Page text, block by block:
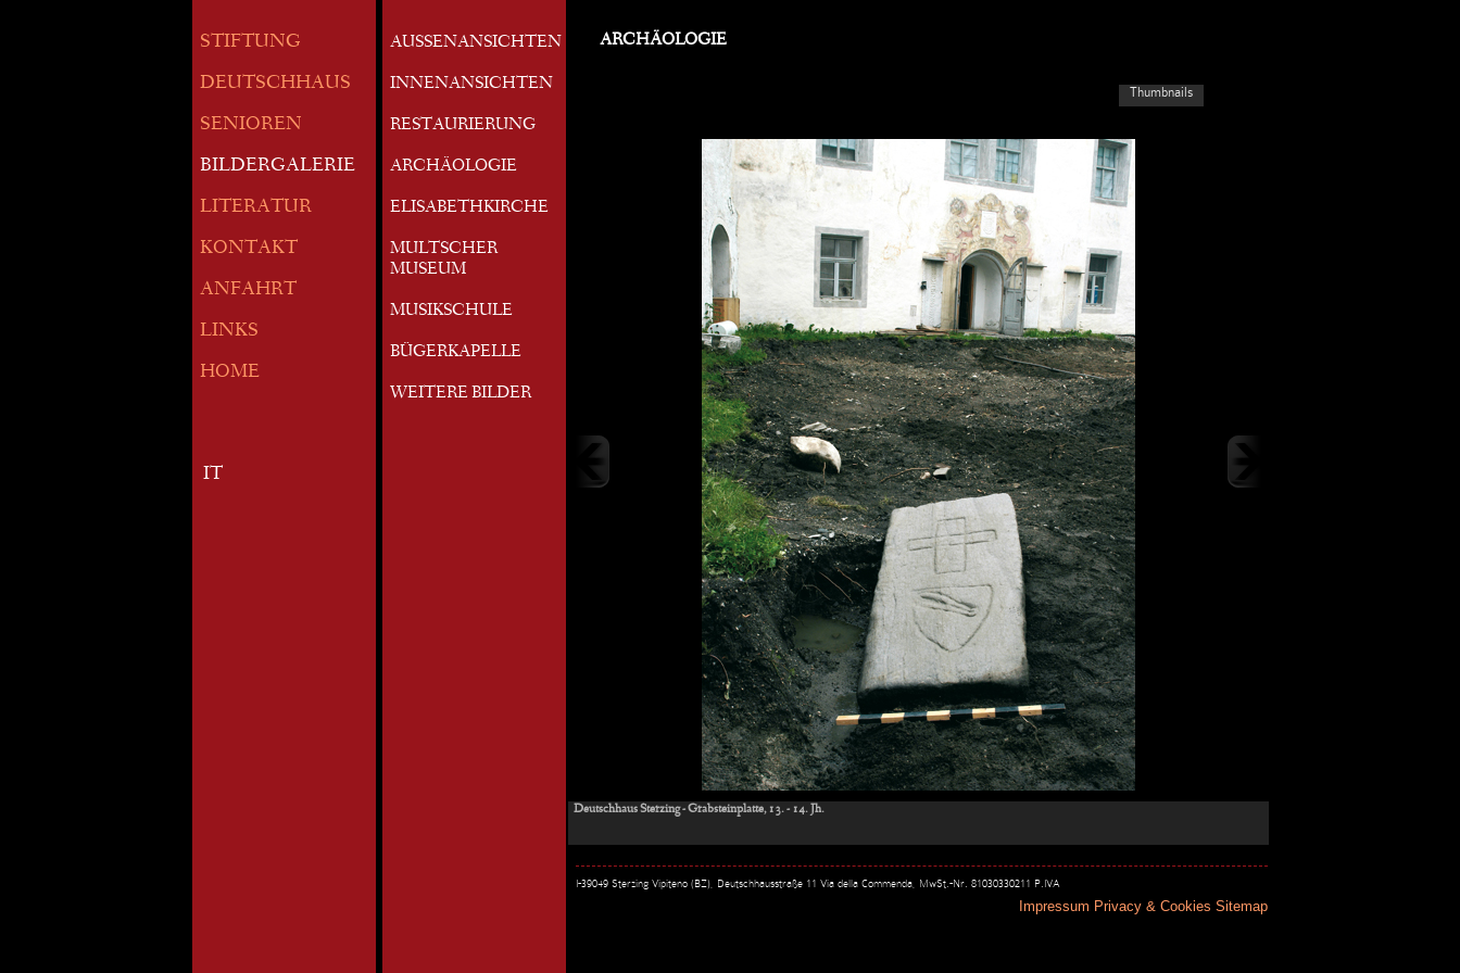
STIFTUNG
DEUTSCHHAUS
SENIOREN
BILDERGALERIE
LITERATUR
KONTAKT
ANFAHRT
LINKS
HOME
IT
AUSSENANSICHTEN
INNENANSICHTEN
RESTAURIERUNG
ARCHÄOLOGIE
ELISABETHKIRCHE
MULTSCHER
MUSEUM
MUSIKSCHULE
BÜGERKAPELLE
WEITERE BILDER
ARCHÄOLOGIE
Deutschhaus Sterzing - Grabsteinplatte, 13. - 14. Jh.
Thumbnails
I-39049 Sterzing Vipiteno (BZ), Deutschhausstraße 11 Via della Commenda, MwSt.-Nr. 81030330211 P.IVA
Impressum Privacy & Cookies Sitemap